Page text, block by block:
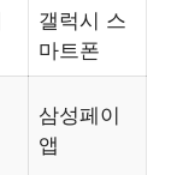
갤럭시 스
마트폰
삼성페이
앱